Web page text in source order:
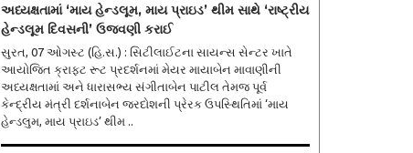
અધ્યક્ષતામાં ‘માય હેન્ડલૂમ, માય પ્રાઇડ’ થીમ સાથે ‘રાષ્ટ્રીય
હેન્ડલૂમ દિવસની’ ઉજવણી કરાઈ
સુરત, 07 ઓગસ્ટ (હિ.સ.) : સિટીલાઈટના સાયન્સ સેન્ટર ખાતે
આયોજિત ક્રાફ્ટ રૂટ પ્રદર્શનમાં મેયર માયાબેન માવાણીની
અધ્યક્ષતામાં અને ધારાસભ્ય સંગીતાબેન પાટીલ તેમજ પૂર્વ
કેન્દ્રીય મંત્રી દર્શનાબેન જરદોશની પ્રેરક ઉપસ્થિતિમાં ‘માય
હેન્ડલુમ, માય પ્રાઇડ’ થીમ ..